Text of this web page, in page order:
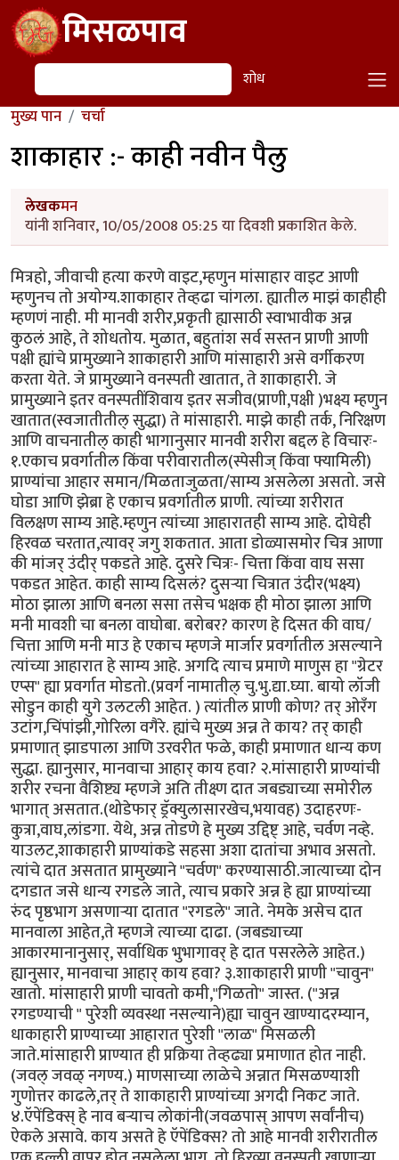
Skip to main contentमिसळपाव
शोध शोध
मुख्य पान चर्चा
शाकाहार :- काही नवीन पैलु
लेखकमन
यांनी शनिवार, 10/05/2008 05:25 या दिवशी प्रकाशित केले.
मित्रहो, जीवाची हत्या करणे वाइट,म्हणुन मांसाहार वाइट आणी
म्हणुनच तो अयोग्य.शाकाहार तेव्हढा चांगला. ह्यातील माझं काहीही
म्हणणं नाही. मी मानवी शरीर,प्रकृती ह्यासाठी स्वाभावीक अन्न
कुठलं आहे, ते शोधतोय. मुळात, बहुतांश सर्व सस्तन प्राणी आणी
पक्षी ह्यांचे प्रामुख्याने शाकाहारी आणि मांसाहारी असे वर्गीकरण
करता येते. जे प्रामुख्याने वनस्पती खातात, ते शाकाहारी. जे
प्रामुख्याने इतर वनस्पतींशिवाय इतर सजीव(प्राणी,पक्षी )भक्ष्य म्हणुन
खातात(स्वजातीतील् सुद्धा) ते मांसाहारी. माझे काही तर्क, निरिक्षण
आणि वाचनातील् काही भागानुसार मानवी शरीरा बद्दल हे विचारः-
१.एकाच प्रवर्गातील किंवा परीवारातील(स्पेसीज् किंवा फ्यामिली)
प्राण्यांचा आहार समान/मिळताजुळता/साम्य असलेला असतो. जसे
घोडा आणि झेब्रा हे एकाच प्रवर्गातील प्राणी. त्यांच्या शरीरात
विलक्षण साम्य आहे.म्हणुन त्यांच्या आहारातही साम्य आहे. दोघेही
हिरवळ चरतात,त्यावर् जगु शकतात. आता डोळ्यासमोर चित्र आणा
की मांजर् उंदीर् पकडते आहे. दुसरे चित्रः- चित्ता किंवा वाघ ससा
पकडत आहेत. काही साम्य दिसलं? दुसर्‍या चित्रात उंदीर(भक्ष्य)
मोठा झाला आणि बनला ससा तसेच भक्षक ही मोठा झाला आणि
मनी मावशी चा बनला वाघोबा. बरोबर? कारण हे दिसत की वाघ/
चित्ता आणि मनी माउ हे एकाच म्हणजे मार्जार प्रवर्गातील असल्याने
त्यांच्या आहारात हे साम्य आहे. अगदि त्याच प्रमाणे माणुस हा "ग्रेटर
एप्स" ह्या प्रवर्गात मोडतो.(प्रवर्ग नामातील् चु.भु.द्या.घ्या. बायो लॉजी
सोडुन काही युगे उलटली आहेत. ) त्यांतील प्राणी कोण? तर् ओरँग
उटांग,चिंपांझी,गोरिला वगैरे. ह्यांचे मुख्य अन्न ते काय? तर् काही
प्रमाणात् झाडपाला आणि उरवरीत फळे, काही प्रमाणात धान्य कण
सुद्धा. ह्यानुसार, मानवाचा आहार् काय हवा? २.मांसाहारी प्राण्यांची
शरीर रचना वैशिष्ट्य म्हणजे अति तीक्ष्ण दात जबड्याच्या समोरील
भागात् असतात.(थोडेफार् ड्रॅक्युलासारखेच,भयावह) उदाहरणः-
कुत्रा,वाघ,लांडगा. येथे, अन्न तोडणे हे मुख्य उद्दिष्ट् आहे, चर्वण नव्हे.
याउलट,शाकाहारी प्राण्यांकडे सहसा अशा दातांचा अभाव असतो.
त्यांचे दात असतात प्रामुख्याने "चर्वण" करण्यासाठी.जात्याच्या दोन
दगडात जसे धान्य रगडले जाते, त्याच प्रकारे अन्न हे ह्या प्राण्यांच्या
रुंद पृष्ठभाग असणार्‍या दातात "रगडले" जाते. नेमके असेच दात
मानवाला आहेत,ते म्हणजे त्याच्या दाढा. (जबड्याच्या
आकारमानानुसार्, सर्वाधिक भुभागावर् हे दात पसरलेले आहेत.)
ह्यानुसार, मानवाचा आहार् काय हवा? ३.शाकाहारी प्राणी "चावुन"
खातो. मांसाहारी प्राणी चावतो कमी,"गिळतो" जास्त. ("अन्न
रगडण्याची " पुरेशी व्यवस्था नसल्याने)ह्या चावुन खाण्यादरम्यान,
धाकाहारी प्राण्याच्या आहारात पुरेशी "लाळ" मिसळली
जाते.मांसाहारी प्राण्यात ही प्रक्रिया तेव्हढ्या प्रमाणात होत नाही.
(जवल् जवळ् नगण्य.) माणसाच्या लाळेचे अन्नात मिसळण्याशी
गुणोत्तर काढले,तर् ते शाकाहारी प्राण्यांच्या अगदी निकट जाते.
४.ऍपेंडिक्स् हे नाव बर्‍याच लोकांनी(जवळपास् आपण सर्वांनीच)
ऐकले असावे. काय असते हे ऍपेंडिक्स? तो आहे मानवी शरीरातील